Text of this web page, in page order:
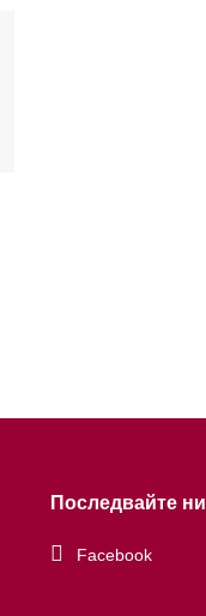
Последвайте ни
Facebook